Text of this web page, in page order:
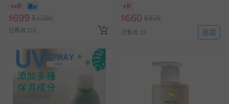
期作廢) (兒童票(2歲以上)贈一
名陪伴成人)
58折
$699 $1200
已售出 112
8折
$660 $825
已售出 19 追蹤